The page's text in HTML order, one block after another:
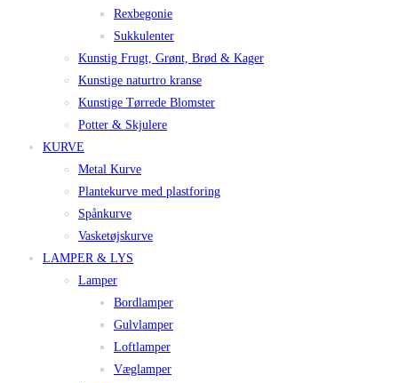
Rexbegonie
Sukkulenter
Kunstig Frugt, Grønt, Brød & Kager
Kunstige naturtro kranse
Kunstige Tørrede Blomster
Potter & Skjulere
KURVE
Metal Kurve
Plantekurve med plastforing
Spånkurve
Vasketøjskurve
LAMPER & LYS
Lamper
Bordlamper
Gulvlamper
Loftlamper
Væglamper